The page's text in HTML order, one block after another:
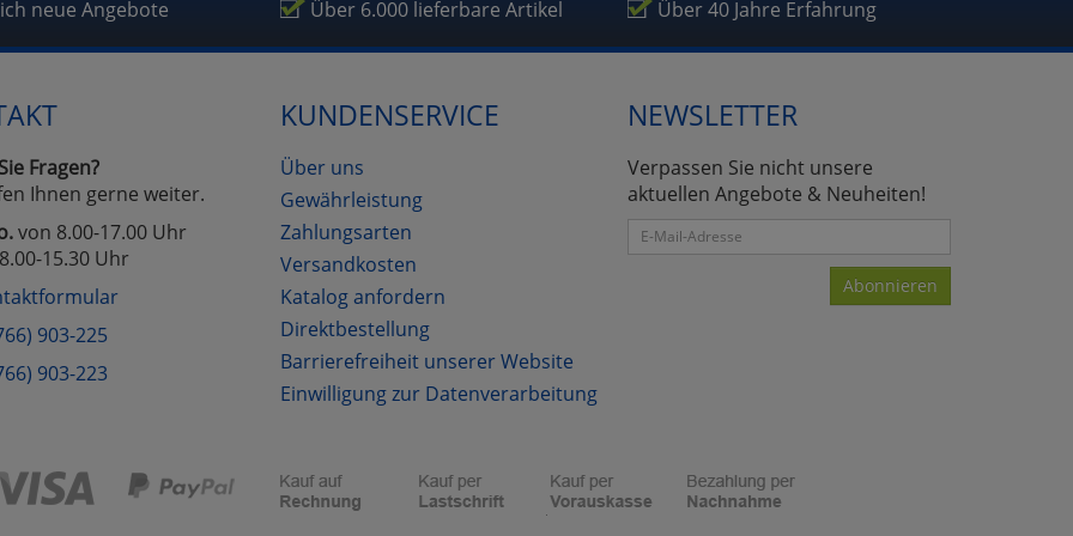
neue Angebote Über 6.000 lieferbare Artikel Über 40 Jahre Erfahrung
Fragen?
Ihnen gerne weiter.
von 8.00-17.00 Uhr
15.30 Uhr
903-225
903-223
KUNDENSERVICE
Über uns
Gewährleistung
Zahlungsarten
Versandkosten
Katalog anfordern
Direktbestellung
Barrierefreiheit unserer Website
Einwilligung zur Datenverarbeitung
NEWSLETTER
Verpassen Sie nicht unsere
aktuellen Angebote & Neuheiten!
Abonnieren